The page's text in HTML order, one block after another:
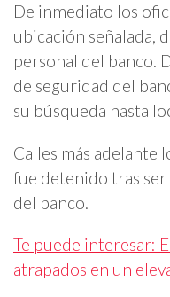
De inmediato los
ubicación señalada,
personal del banco.
de seguridad del
su búsqueda hasta
Calles más
fue detenido tras
del banco.
Te puede interesar:
atrapados en un